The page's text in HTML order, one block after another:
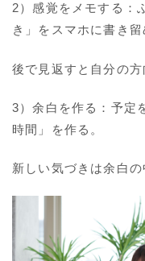
2）感覚をメモする：
き」をスマホに書き留
後で見返すと自分の方
3）余白を作る：予定
時間」を作る。
新しい気づきは余白の